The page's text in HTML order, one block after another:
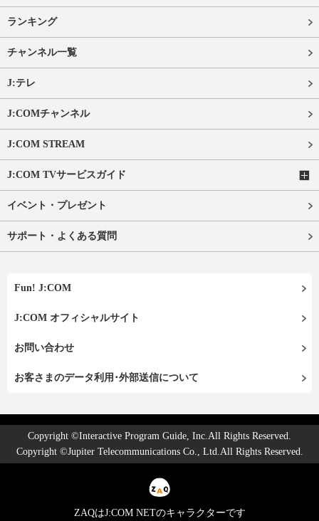
ランキング
チャンネル一覧
J:テレ
J:COMチャンネル
J:COM STREAM
J:COM TVサービスガイド
イベント・プレゼント
サポート・よくある質問
Fun! J:COM
J:COM オフィシャルサイト
お問い合わせ
お客さまのデータ利用･外部送信について
Copyright ©Interactive Program Guide, Inc.All Rights Reserved.
Copyright ©Jupiter Telecommunications Co., Ltd.All Rights Reserved.
ZAQはJ:COM NETのキャラクターです